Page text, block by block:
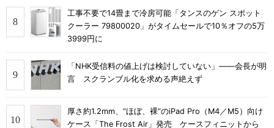
工事不要で14畳まで冷房可能「タンスのゲン スポット
クーラー 79800020」がタイムセールで10％オフの5万
3999円に
「NHK受信料の値上げは検討していない」――会長が明
言 スクランブル化を求める声絶えず
厚さ約1.2mm、“ほぼ、裸”のiPad Pro（M4／M5）向け
ケース「The Frost Air」発売 ケースフィニットから